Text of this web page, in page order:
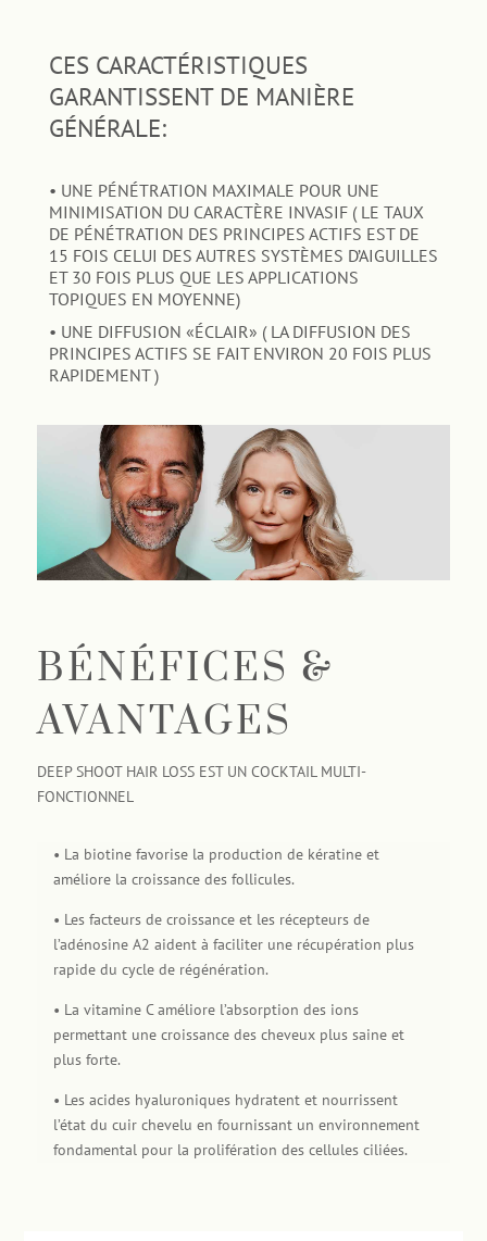
CES CARACTÉRISTIQUES
GARANTISSENT DE MANIÈRE
GÉNÉRALE:
• UNE PÉNÉTRATION MAXIMALE POUR UNE
MINIMISATION DU CARACTÈRE INVASIF ( LE TAUX
DE PÉNÉTRATION DES PRINCIPES ACTIFS EST DE
15 FOIS CELUI DES AUTRES SYSTÈMES D’AIGUILLES
ET 30 FOIS PLUS QUE LES APPLICATIONS
TOPIQUES EN MOYENNE)
• UNE DIFFUSION «ÉCLAIR» ( LA DIFFUSION DES
PRINCIPES ACTIFS SE FAIT ENVIRON 20 FOIS PLUS
RAPIDEMENT )
BÉNÉFICES &
AVANTAGES
DEEP SHOOT HAIR LOSS EST UN COCKTAIL MULTI-
FONCTIONNEL
• La biotine favorise la production de kératine et
améliore la croissance des follicules.
• Les facteurs de croissance et les récepteurs de
l’adénosine A2 aident à faciliter une récupération plus
rapide du cycle de régénération.
• La vitamine C améliore l’absorption des ions
permettant une croissance des cheveux plus saine et
plus forte.
• Les acides hyaluroniques hydratent et nourrissent
l’état du cuir chevelu en fournissant un environnement
fondamental pour la prolifération des cellules ciliées.